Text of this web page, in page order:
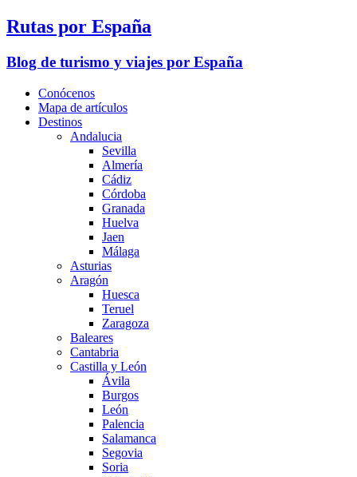
Rutas por España
Blog de turismo y viajes por España
Conócenos
Mapa de artículos
Destinos
Andalucia
Sevilla
Almería
Cádiz
Córdoba
Granada
Huelva
Jaen
Málaga
Asturias
Aragón
Huesca
Teruel
Zaragoza
Baleares
Cantabria
Castilla y León
Ávila
Burgos
León
Palencia
Salamanca
Segovia
Soria